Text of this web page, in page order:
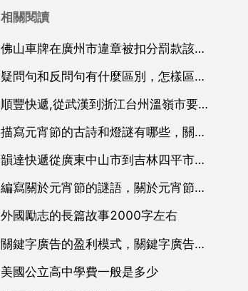
相關閱讀
佛山車牌在廣州市違章被扣分罰款該怎樣處理
疑問句和反問句有什麼區別，怎樣區別反問句和疑問句
順豐快遞,從武漢到浙江台州溫嶺市要多久
描寫元宵節的古詩和燈謎有哪些，關於元宵節的古詩和燈謎都有什麼？
韻達快遞從廣東中山市到吉林四平市需要幾天
編寫關於元宵節的謎語，關於元宵節的燈謎的謎語
外國勵志的長篇故事2000字左右
關鍵字廣告的盈利模式，關鍵字廣告廣告
美國公立高中學費一般是多少